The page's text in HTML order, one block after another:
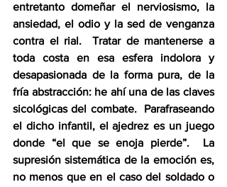
entretanto domeñar el nerviosismo, la
ansiedad, el odio y la sed de venganza
contra el rial.  Tratar de mantenerse a
toda costa en esa esfera indolora y
desapasionada de la forma pura, de la
fría abstracción: he ahí una de las claves
sicológicas del combate.  Parafraseando
el dicho infantil, el ajedrez es un juego
donde “el que se enoja pierde”.  La
supresión sistemática de la emoción es,
no menos que en el caso del soldado o